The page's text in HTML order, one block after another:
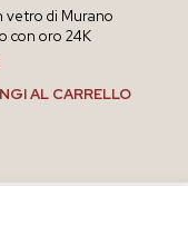
vetro di Murano
con oro 24K
AL CARRELLO